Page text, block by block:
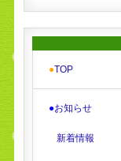
●TOP
●お知らせ
新着情報